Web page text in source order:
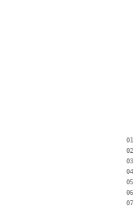
01
02
03
04
05
06
07